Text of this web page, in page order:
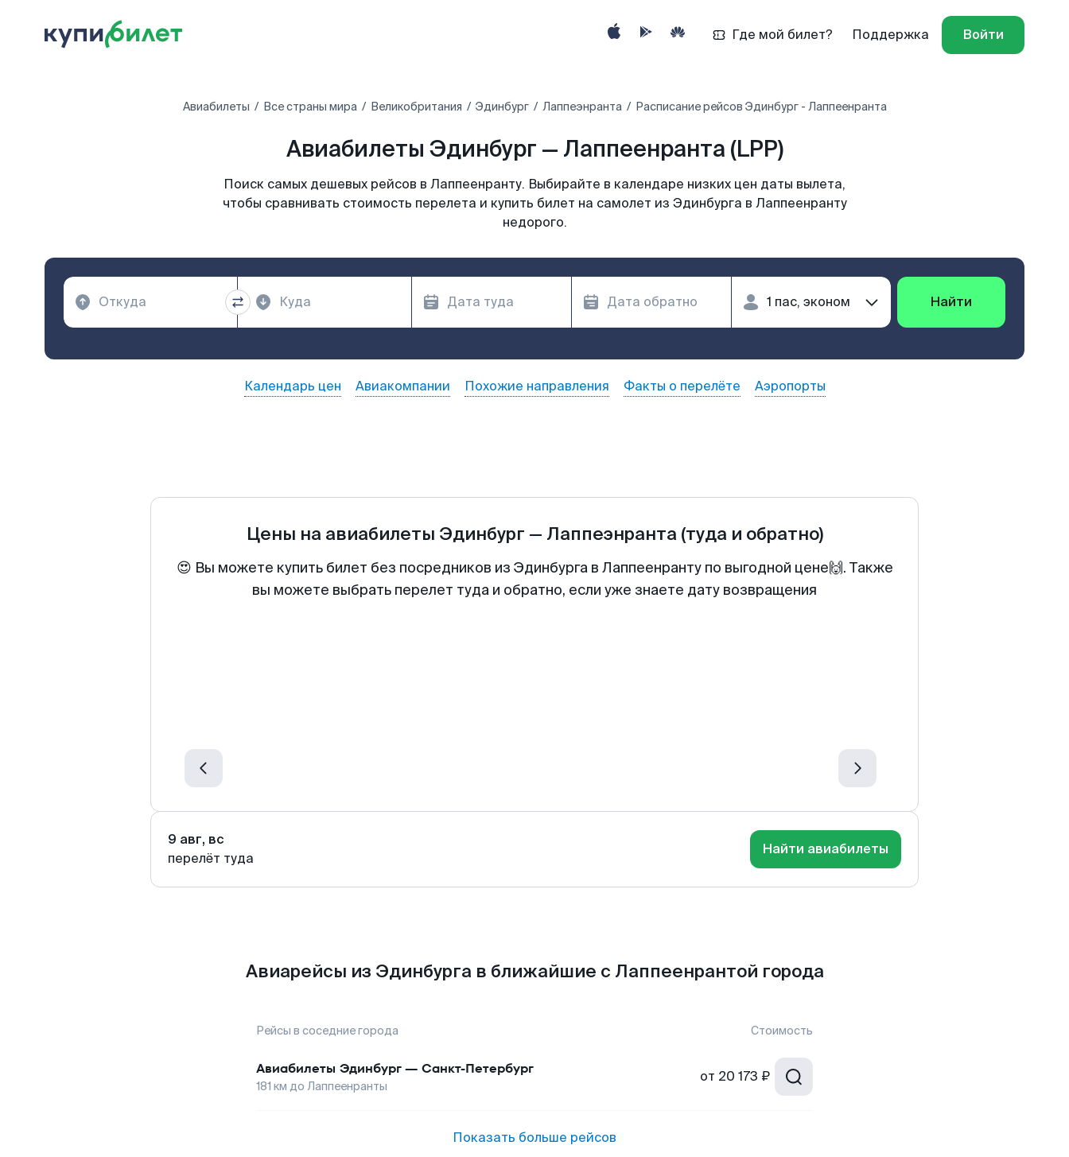
Где мой билет? Поддержка Войти
Авиабилеты Все страны мира Великобритания Эдинбург Лаппеэнранта Расписание рейсов Эдинбург - Лаппеенранта
Авиабилеты Эдинбург — Лаппеенранта (LPP)
Поиск самых дешевых рейсов в Лаппеенранту. Выбирайте в календаре низких цен даты вылета,
чтобы сравнивать стоимость перелета и купить билет на самолет из Эдинбурга в Лаппеенранту
недорого.
Найти
Календарь цен Авиакомпании Похожие направления Факты о перелёте Аэропорты
Цены на авиабилеты Эдинбург — Лаппеэнранта (туда и обратно)
😍 Вы можете купить билет без посредников из Эдинбурга в Лаппеенранту по выгодной цене🙌. Также
вы можете выбрать перелет туда и обратно, если уже знаете дату возвращения
9 авг, вс
перелёт туда
Найти авиабилеты
Авиарейсы из Эдинбурга в ближайшие с Лаппеенрантой города
Рейсы в соседние города Стоимость
Авиабилеты Эдинбург— Санкт-Петербург
181 км до Лаппеенранты
от 20 173 ₽
Показать больше рейсов